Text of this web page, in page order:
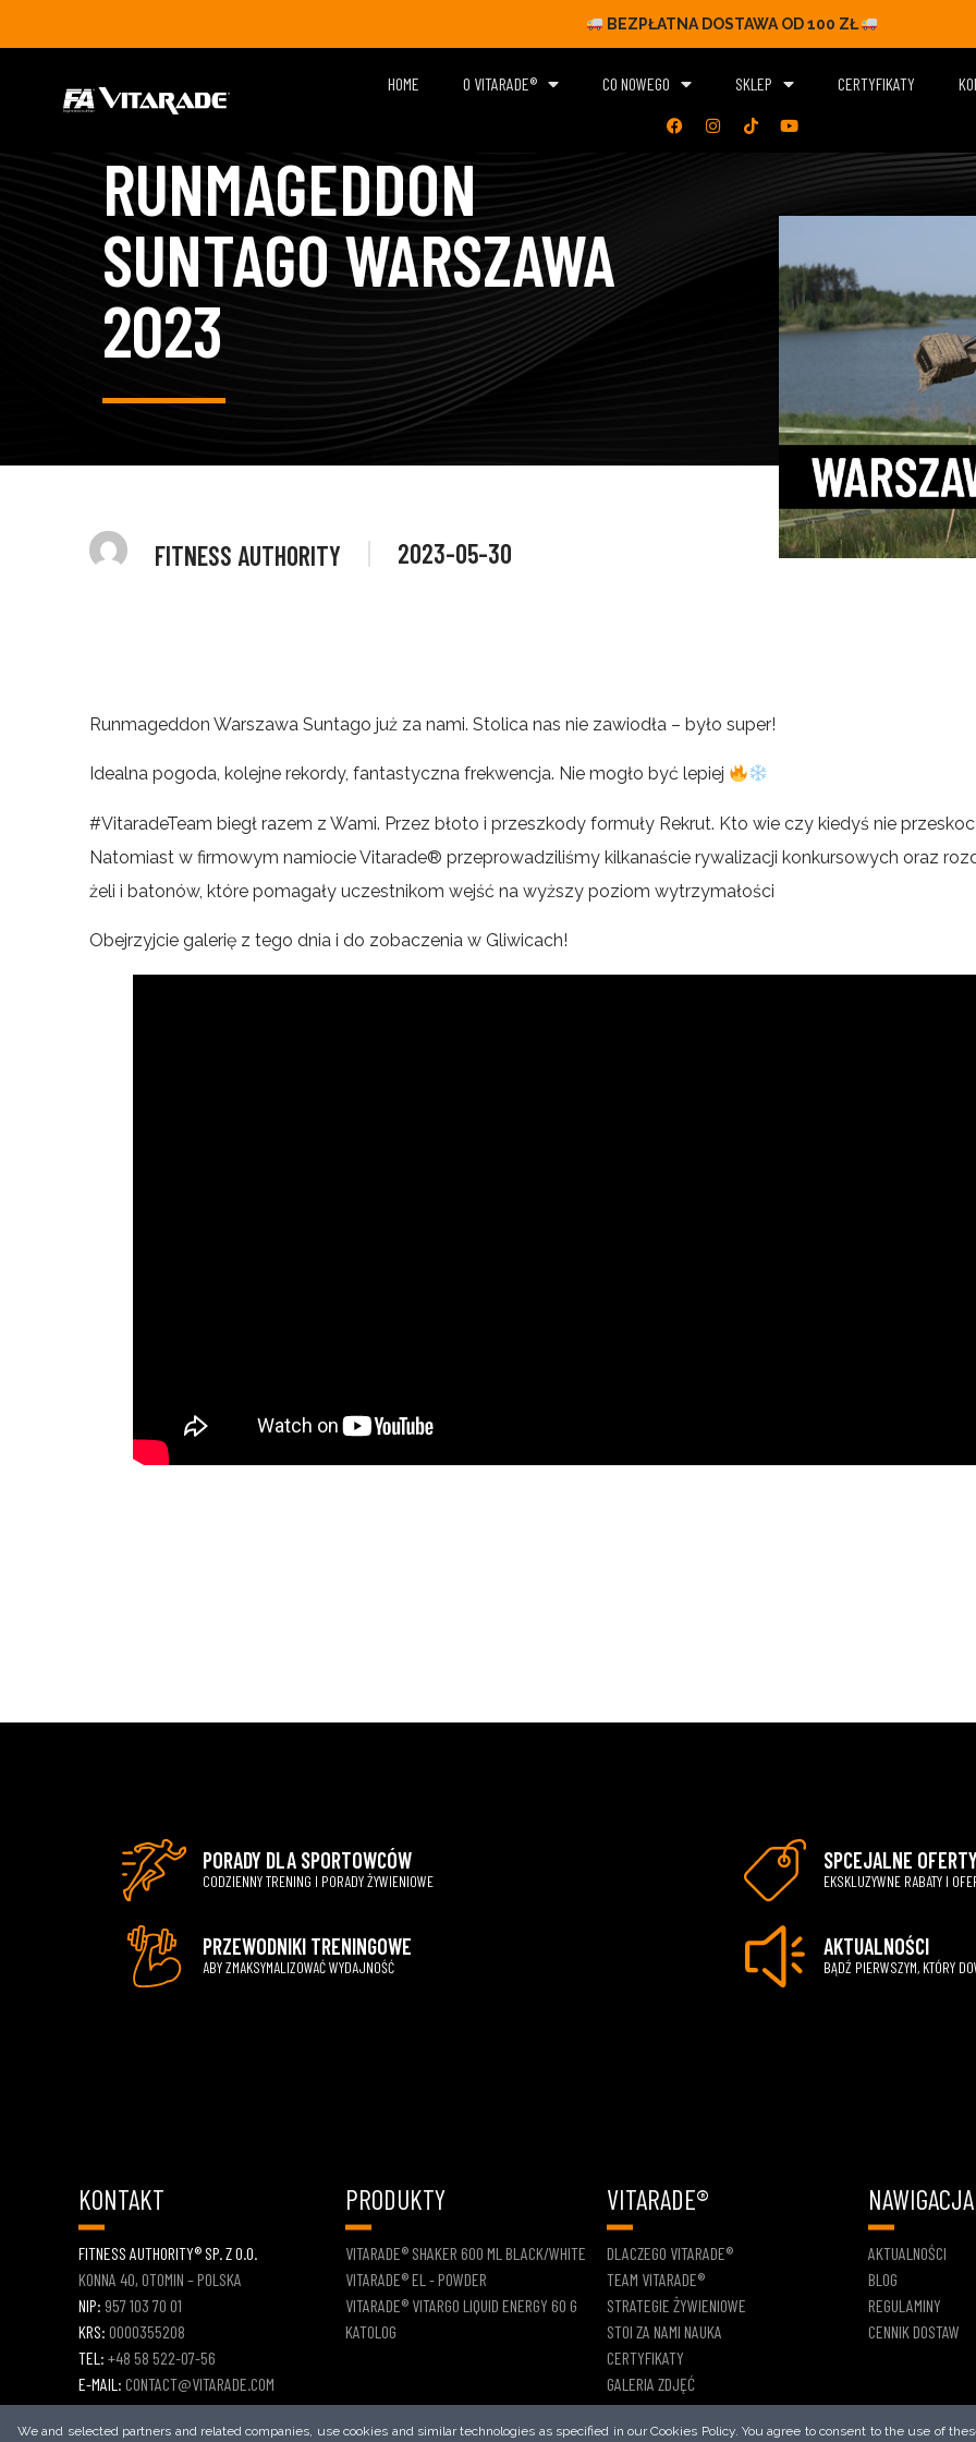
We and selected partners and related companies, use cookies and similar technologies as specified in our Cookies Policy. You agree to consent to the use of
BEZPŁATNA DOSTAWA OD 100 ZŁ
HOME O VITARADE® CO NOWEGO SKLEP CERTYFIKATY
RUNMAGEDDON
SUNTAGO WARSZAWA
2023
FITNESS AUTHORITY 2023-05-30
Runmageddon Warszawa Suntago już za nami. Stolica nas nie zawiodła – było super!
Idealna pogoda, kolejne rekordy, fantastyczna frekwencja. Nie mogło być lepiej
#VitaradeTeam biegł razem z Wami. Przez błoto i przeszkody formuły Rekrut. Kto wie czy kiedyś nie
Natomiast w firmowym namiocie Vitarade® przeprowadziliśmy kilkanaście rywalizacji konkursowych oraz
żeli i batonów, które pomagały uczestnikom wejść na wyższy poziom wytrzymałości
Obejrzyjcie galerię z tego dnia i do zobaczenia w Gliwicach!
PORADY DLA SPORTOWCÓW
CODZIENNY TRENING I PORADY ŻYWIENIOWE
PRZEWODNIKI TRENINGOWE
ABY ZMAKSYMALIZOWAĆ WYDAJNOŚĆ
SPCEJALNE OFERTY
EKSKLUZYWNE RABATY I
AKTUALNOŚCI
BĄDŹ PIERWSZYM, KTÓRY
KONTAKT
FITNESS AUTHORITY® SP. Z O.O.
KONNA 40, OTOMIN – POLSKA
NIP: 957 103 70 01
KRS: 0000355208
TEL: +48 58 522-07-56
E-MAIL: CONTACT@VITARADE.COM
FORMULARZ KONTAKTOWY
PRODUKTY
VITARADE® SHAKER 600 ML BLACK/WHITE
VITARADE® EL - POWDER
VITARADE® VITARGO LIQUID ENERGY 60 G
KATOLOG
VITARADE®
DLACZEGO VITARADE®
TEAM VITARADE®
STRATEGIE ŻYWIENIOWE
STOI ZA NAMI NAUKA
CERTYFIKATY
GALERIA ZDJĘĆ
NAWIGACJA
AKTUALNOŚCI
BLOG
REGULAMINY
CENNIK DOSTAW